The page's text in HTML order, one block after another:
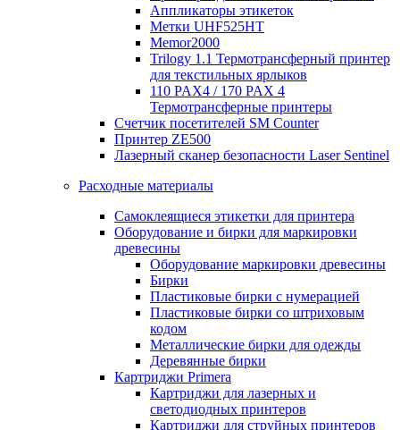
Аппликаторы этикеток
Метки UHF525HT
Memor2000
Trilogy 1.1 Термотрансферный принтер
для текстильных ярлыков
110 PAX4 / 170 PAX 4
Термотрансферные принтеры
Счетчик посетителей SM Counter
Принтер ZE500
Лазерный сканер безопасности Laser Sentinel
Расходные материалы
Самоклеящиеся этикетки для принтера
Оборудование и бирки для маркировки
древесины
Оборудование маркировки древесины
Бирки
Пластиковые бирки с нумерацией
Пластиковые бирки со штриховым
кодом
Металлические бирки для одежды
Деревянные бирки
Картриджи Primera
Картриджи для лазерных и
светодиодных принтеров
Картриджи для струйных принтеров